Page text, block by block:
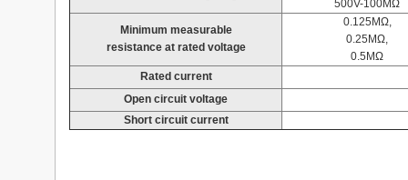
500V-100MΩ
Minimum measurable
resistance at rated voltage
0.125MΩ,
0.25MΩ,
0.5MΩ
Rated current
Open circuit voltage
Short circuit current